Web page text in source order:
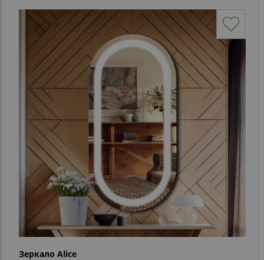
Зеркало Alice